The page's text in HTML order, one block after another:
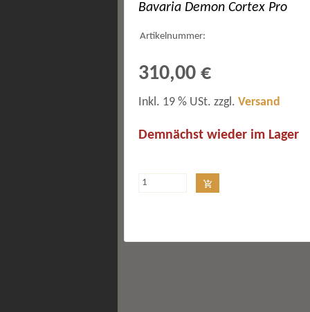
Bavaria Demon Cortex Pro
Artikelnummer:
310,00 €
Inkl. 19 % USt. zzgl. Versand
Demnächst wieder im Lager